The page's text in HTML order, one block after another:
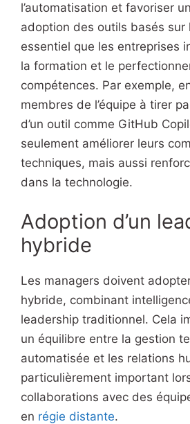
l’automatisation et favoriser
adoption des outils basés sur
essentiel que les entreprises
la formation et le
compétences. Par exemple,
membres de l’équipe à tirer
d’un outil comme GitHub
seulement améliorer leurs
techniques, mais aussi
dans la technologie.
Adoption d’un
hybride
Les managers doivent
hybride, combinant
leadership traditionnel. Cela
un équilibre entre la gestion
automatisée et les relations
particulièrement important
collaborations avec des
en régie distante.